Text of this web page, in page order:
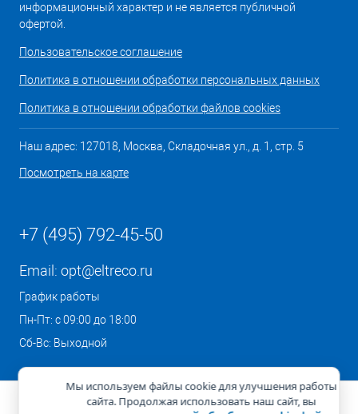
информационный характер и не является публичной
офертой.
Пользовательское соглашение
Политика в отношении обработки персональных данных
Политика в отношении обработки файлов cookies
Наш адрес: 127018, Москва, Складочная ул., д. 1, стр. 5
Посмотреть на карте
+7 (495) 792-45-50
Email: opt@eltreco.ru
График работы
Пн-Пт: с 09:00 до 18:00
Сб-Вс: Выходной
Мы используем файлы cookie для улучшения работы
сайта. Продолжая использовать наш сайт, вы